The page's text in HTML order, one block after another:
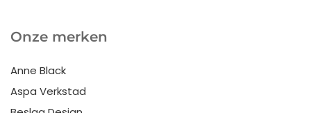
Onze merken
Anne Black
Aspa Verkstad